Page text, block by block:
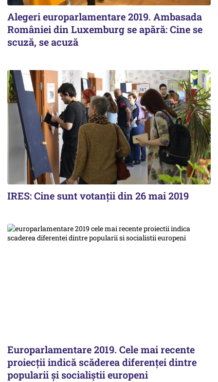
Alegeri europarlamentare 2019. Ambasada
României din Luxemburg se apără: Cine se
scuză, se acuză
IRES: Cine sunt votanții din 26 mai 2019
Europarlamentare 2019. Cele mai recente
proiecţii indică scăderea diferenţei dintre
popularii şi socialiştii europeni